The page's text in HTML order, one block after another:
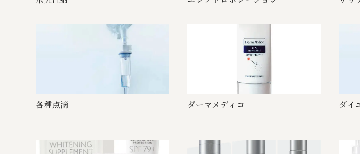
各 種 点 滴 ダーマ メ デ ィ コ ダイ